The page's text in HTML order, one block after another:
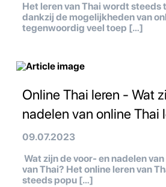
Het leren van Thai wordt
dankzij de mogelijkheden van
tegenwoordig veel toep […]
Online Thai leren - Wat
nadelen van online Thai
09.07.2023
Wat zijn de voor- en nadelen
van Thai? Het online leren van
steeds popu […]